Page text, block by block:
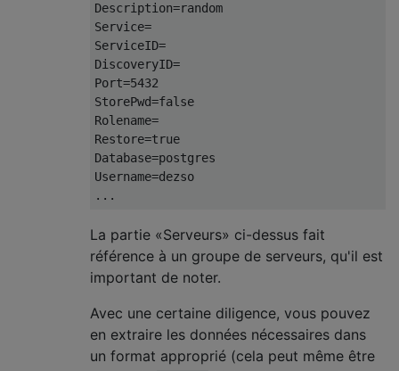
Description=random
Service=
ServiceID=
DiscoveryID=
Port=5432
StorePwd=false
Rolename=
Restore=true
Database=postgres
Username=dezso
...
La partie «Serveurs» ci-dessus fait
référence à un groupe de serveurs, qu'il est
important de noter.
Avec une certaine diligence, vous pouvez
en extraire les données nécessaires dans
un format approprié (cela peut même être